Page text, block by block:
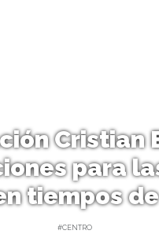
para
tiempos
#CENTRO